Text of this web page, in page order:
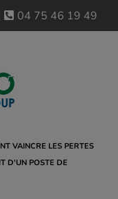
04 75 46 19 49
VAINCRE LES PERTES
D'UN POSTE DE